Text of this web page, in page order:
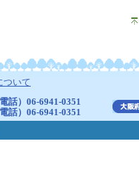
ついて
電話）06-6941-0351
電話）06-6941-0351